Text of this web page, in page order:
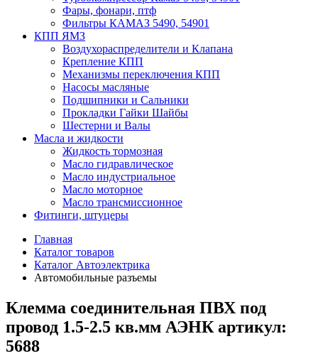
Фары, фонари, птф
Фильтры КАМАЗ 5490, 54901
КПП ЯМЗ
Воздухораспределители и Клапана
Крепление КПП
Механизмы переключения КПП
Насосы масляные
Подшипники и Сальники
Прокладки Гайки Шайбы
Шестерни и Валы
Масла и жидкости
Жидкость тормозная
Масло гидравлическое
Масло индустриальное
Масло моторное
Масло трансмиссионное
Фитинги, штуцеры
Главная
Каталог товаров
Каталог Автоэлектрика
Автомобильные разъемы
Клемма соединительная ПВХ под
провод 1.5-2.5 кв.мм АЭНК артикул:
5688